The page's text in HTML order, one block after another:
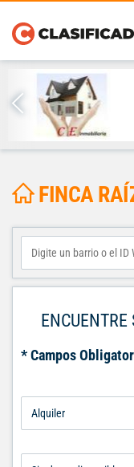
FINCA
* Campos